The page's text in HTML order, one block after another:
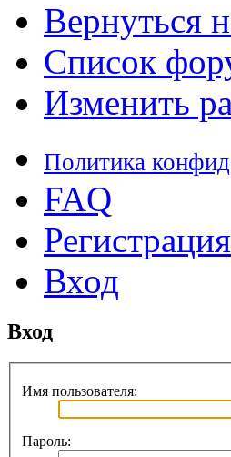
Вернуться
Список
Изменить
Политика
FAQ
Регистрация
Вход
Вход
Имя пользователя:
Пароль: